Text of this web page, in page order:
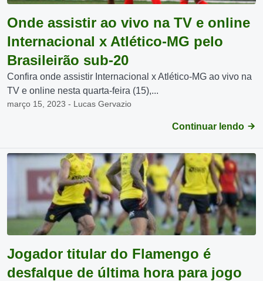
Onde assistir ao vivo na TV e online
Internacional x Atlético-MG pelo
Brasileirão sub-20
Confira onde assistir Internacional x Atlético-MG ao vivo na
TV e online nesta quarta-feira (15),...
março 15, 2023 - Lucas Gervazio
Continuar lendo
Jogador titular do Flamengo é
desfalque de última hora para jogo